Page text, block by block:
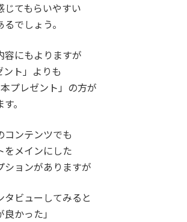
じてもらいやすい
でしょう。
容にもよりますが
ント」よりも
本プレゼント」の方が
。
コンテンツでも
をメインにした
ションがありますが
タビューしてみると
良かった」